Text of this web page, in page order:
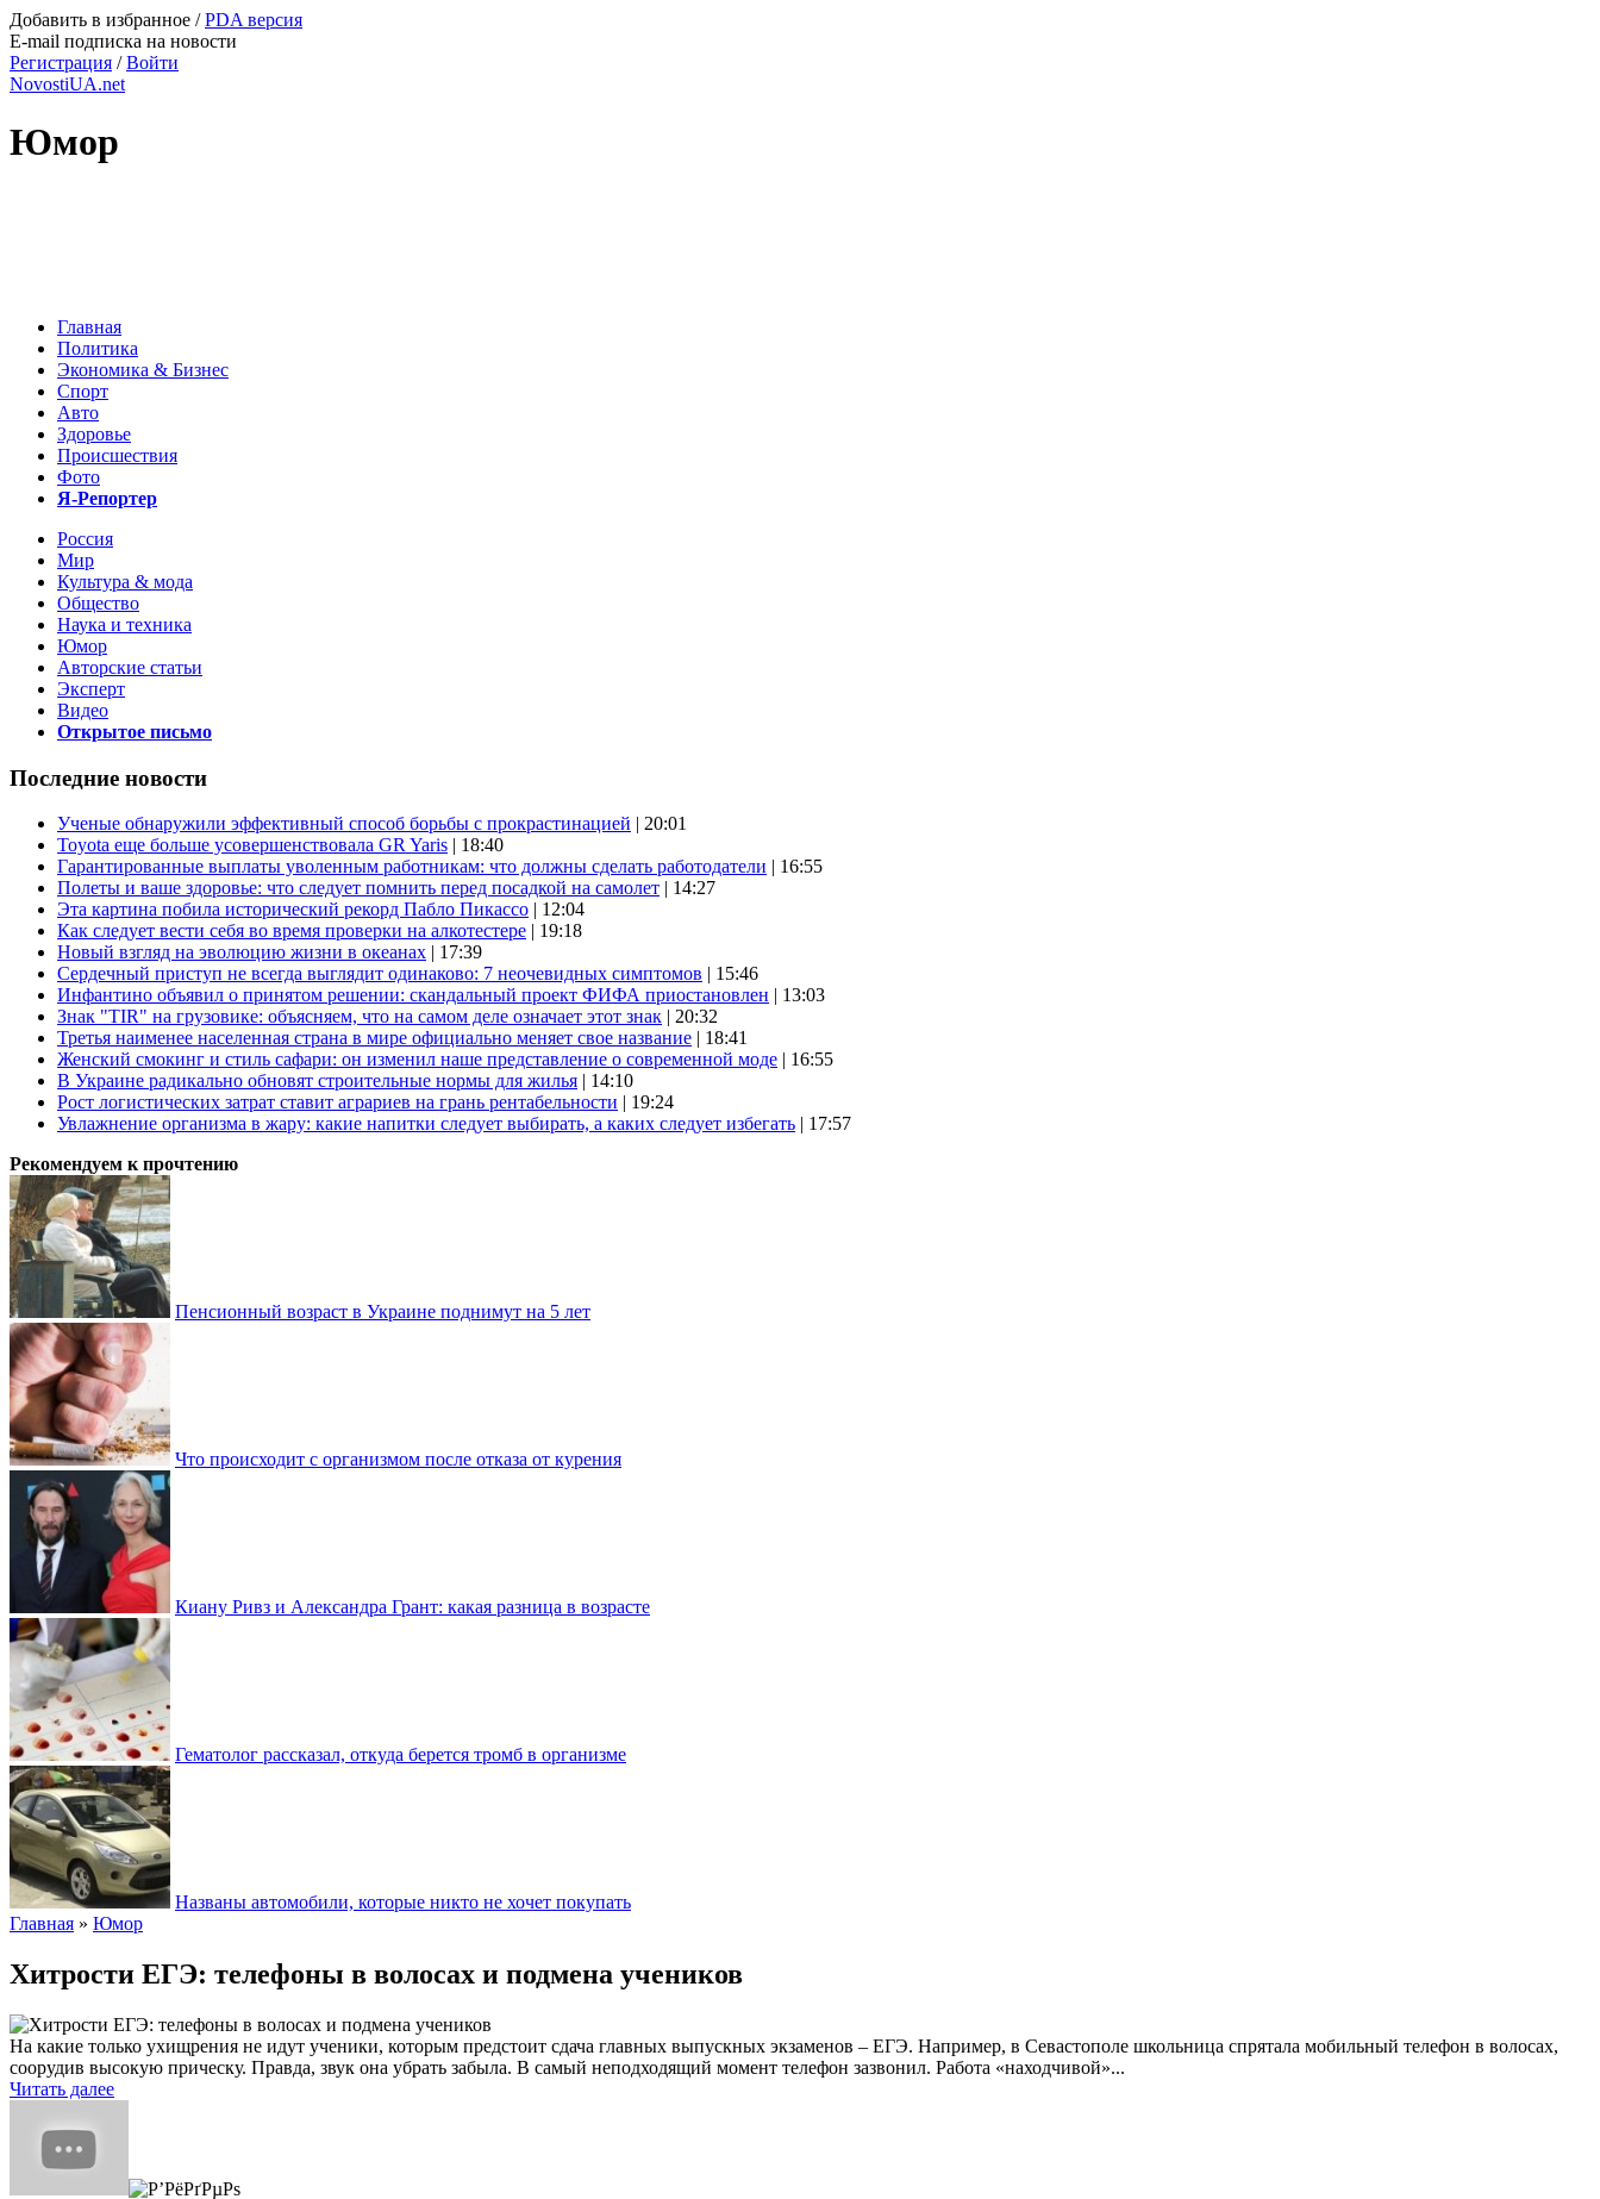
Добавить в избранное /PDA версия
E-mail подписка на новости
Регистрация /Войти
NovostiUA.net
Юмор
Главная
Политика
Экономика & Бизнес
Спорт
Авто
Здоровье
Происшествия
Фото
Я-Репортер
Россия
Мир
Культура & мода
Общество
Наука и техника
Юмор
Авторские статьи
Эксперт
Видео
Открытое письмо
Последние новости
Ученые обнаружили эффективный способ борьбы с прокрастинацией | 20:01
Toyota еще больше усовершенствовала GR Yaris | 18:40
Гарантированные выплаты уволенным работникам: что должны сделать работодатели | 16:55
Полеты и ваше здоровье: что следует помнить перед посадкой на самолет | 14:27
Эта картина побила исторический рекорд Пабло Пикассо | 12:04
Как следует вести себя во время проверки на алкотестере | 19:18
Новый взгляд на эволюцию жизни в океанах | 17:39
Сердечный приступ не всегда выглядит одинаково: 7 неочевидных симптомов | 15:46
Инфантино объявил о принятом решении: скандальный проект ФИФА приостановлен | 13:03
Знак "TIR" на грузовике: объясняем, что на самом деле означает этот знак | 20:32
Третья наименее населенная страна в мире официально меняет свое название | 18:41
Женский смокинг и стиль сафари: он изменил наше представление о современной моде | 16:55
В Украине радикально обновят строительные нормы для жилья | 14:10
Рост логистических затрат ставит аграриев на грань рентабельности | 19:24
Увлажнение организма в жару: какие напитки следует выбирать, а каких следует избегать | 17:57
Рекомендуем к прочтению
Пенсионный возраст в Украине поднимут на 5 лет
Что происходит с организмом после отказа от курения
Киану Ривз и Александра Грант: какая разница в возрасте
Гематолог рассказал, откуда берется тромб в организме
Названы автомобили, которые никто не хочет покупать
Главная » Юмор
Хитрости ЕГЭ: телефоны в волосах и подмена учеников
На какие только ухищрения не идут ученики, которым предстоит сдача главных выпускных экзаменов – ЕГЭ. Например, в Севастополе школьница спрятала мобильный телефон в волосах,
соорудив высокую прическу. Правда, звук она убрать забыла. В самый неподходящий момент телефон зазвонил. Работа «находчивой»...
Читать далее